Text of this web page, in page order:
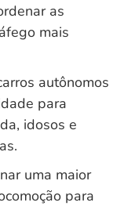
as
mais
autônomos
para
idosos e
uma maior
para